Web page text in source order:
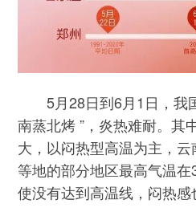
5月28日到6月1日，我
南蒸北烤 ”，炎热难耐。其
大，以闷热型高温为主，
等地的部分地区最高气温
使没有达到高温线，闷热感